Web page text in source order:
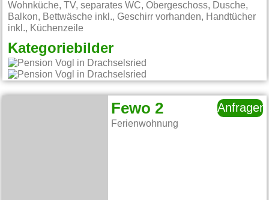
Wohnküche, TV, separates WC, Obergeschoss, Dusche,
Balkon, Bettwäsche inkl., Geschirr vorhanden, Handtücher
inkl., Küchenzeile
Kategoriebilder
Fewo 2
Ferienwohnung
Anfragen